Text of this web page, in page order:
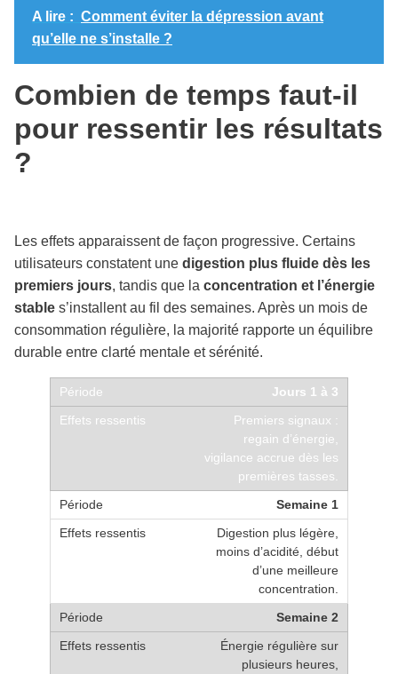
A lire : Comment éviter la dépression avant
qu’elle ne s’installe ?
Combien de temps faut-il
pour ressentir les résultats
?
Les effets apparaissent de façon progressive. Certains
utilisateurs constatent une digestion plus fluide dès les
premiers jours, tandis que la concentration et l’énergie
stable s’installent au fil des semaines. Après un mois de
consommation régulière, la majorité rapporte un équilibre
durable entre clarté mentale et sérénité.
Jours 1 à 3
Premiers signaux :
regain d’énergie,
vigilance accrue dès les
premières tasses.
Semaine 1
Digestion plus légère,
moins d’acidité, début
d’une meilleure
concentration.
Semaine 2
Énergie régulière sur
plusieurs heures,